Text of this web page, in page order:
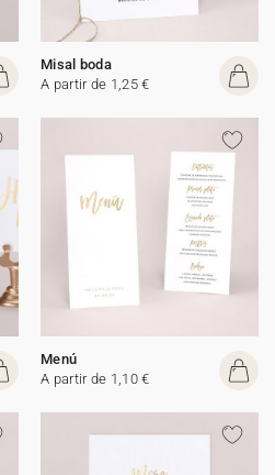
Misal boda
A partir de 1,25 €
Menú
A partir de 1,10 €